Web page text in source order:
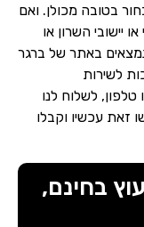
בטובה מכולן. ואם
יישובי השרון או
באתר של ברגר
לשירות
לשלוח לנו
זאת עכשיו וקבלו
בחינם,